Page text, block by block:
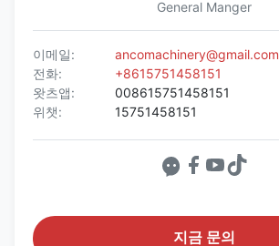
General Manger
이메일:
ancomachinery@gmail.com
전화:
+8615751458151
왓츠앱:
008615751458151
위챗:
15751458151
지금 문의